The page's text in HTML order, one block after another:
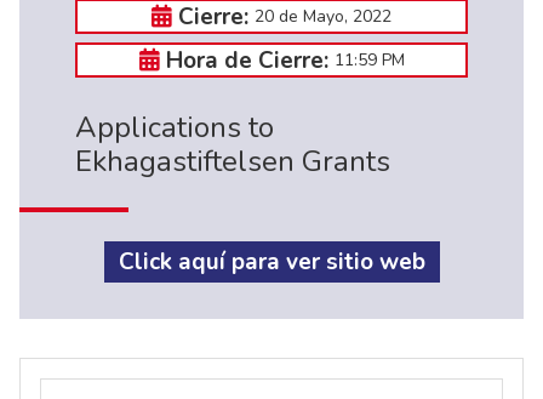
Cierre: 20 de Mayo, 2022
Hora de Cierre: 11:59 PM
Applications to
Ekhagastiftelsen Grants
Click aquí para ver sitio web